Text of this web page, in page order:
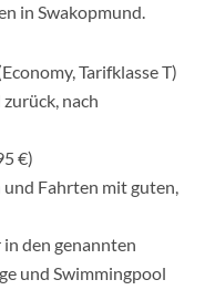
in Swakopmund.
Tarifklasse T)
nach
€)
Fahrten mit guten,
den genannten
und Swimmingpool